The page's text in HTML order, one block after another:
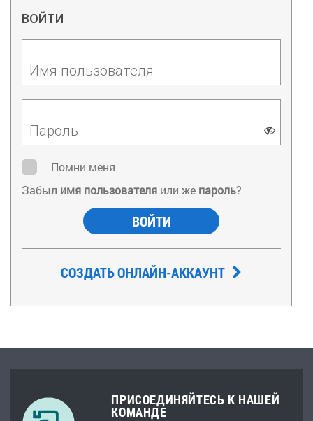
ВОЙТИ
Имя пользователя
Пароль
Помни меня
Забыл имя пользователя или же пароль?
ВОЙТИ
СОЗДАТЬ ОНЛАЙН-АККАУНТ
ПРИСОЕДИНЯЙТЕСЬ К НАШЕЙ
КОМАНДЕ